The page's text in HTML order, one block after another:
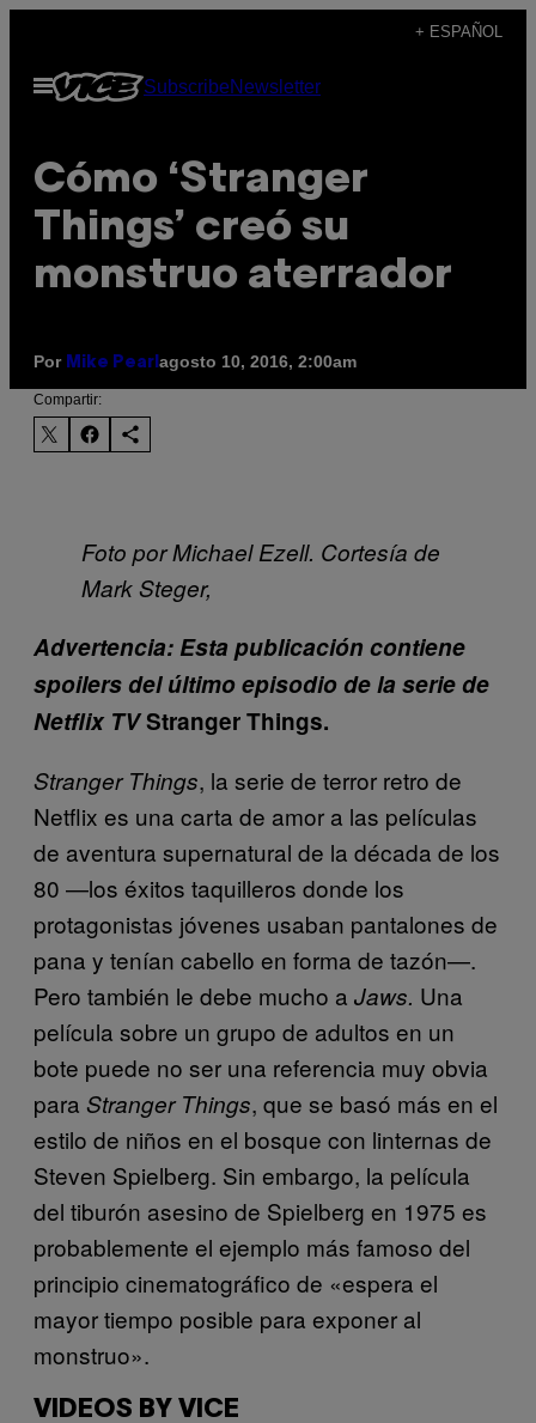
contenido
+ ESPAÑOL
Abrir
Menú
SubscribeNewsletter
Cómo ‘Stranger
Things’ creó su
monstruo aterrador
Por Mike Pearl agosto 10, 2016, 2:00am
Compartir:
Foto por Michael Ezell. Cortesía de
Mark Steger,
Advertencia: Esta publicación contiene
spoilers del último episodio de la serie de
Netflix TVStranger Things.
Stranger Things, la serie de terror retro de
Netflix es una carta de amor a las películas
de aventura supernatural de la década de los
80 —los éxitos taquilleros donde los
protagonistas jóvenes usaban pantalones de
pana y tenían cabello en forma de tazón—.
Pero también le debe mucho a Jaws. Una
película sobre un grupo de adultos en un
bote puede no ser una referencia muy obvia
para Stranger Things, que se basó más en el
estilo de niños en el bosque con linternas de
Steven Spielberg. Sin embargo, la película
del tiburón asesino de Spielberg en 1975 es
probablemente el ejemplo más famoso del
principio cinematográfico de «espera el
mayor tiempo posible para exponer al
monstruo».
VIDEOS BY VICE